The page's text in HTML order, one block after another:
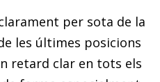
per sota de la
les últimes posicions
retard clar en tots els